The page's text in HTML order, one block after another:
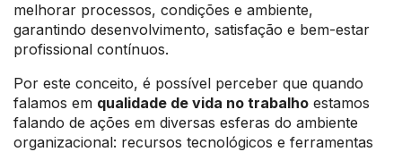
melhorar processos, condições e ambiente,
garantindo desenvolvimento, satisfação e bem-estar
profissional contínuos.
Por este conceito, é possível perceber que quando
falamos em qualidade de vida no trabalho estamos
falando de ações em diversas esferas do ambiente
organizacional: recursos tecnológicos e ferramentas